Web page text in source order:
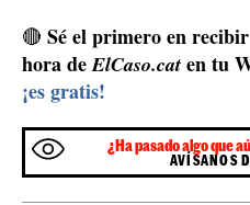
🔴 Sé el primero en
hora deElCaso.cat en tu
¡es gratis!
¿Ha pasado algo que
AVÍSANOS